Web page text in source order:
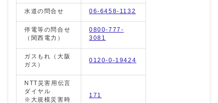
水道の問合せ 06-6458-1132
停電等の問合せ
（関西電力）
0800-777-
3081
ガスもれ（大阪
ガス）
0120-0-19424
NTT災害用伝言
ダイヤル
※大規模災害時
171